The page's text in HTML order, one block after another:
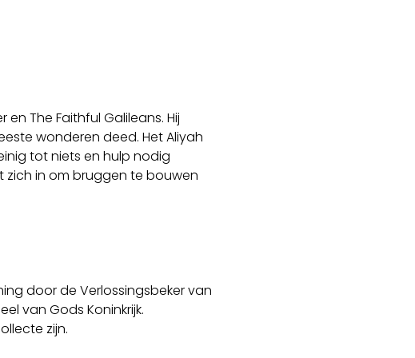
The Faithful Galileans. Hij
wonderen deed. Het Aliyah
tot niets en hulp nodig
zich in om bruggen te bouwen
door de Verlossingsbeker van
van Gods Koninkrijk.
zijn.